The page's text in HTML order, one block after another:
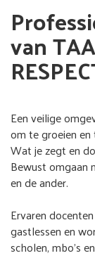
van
Een veilige
om te groeien
Wat je zegt en
Bewust omgaan
en de ander.
Ervaren
gastlessen en
scholen, mbo's